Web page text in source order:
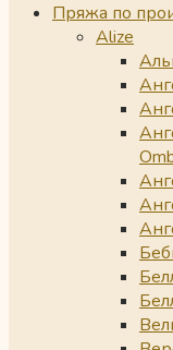
Пряжа по
Alize